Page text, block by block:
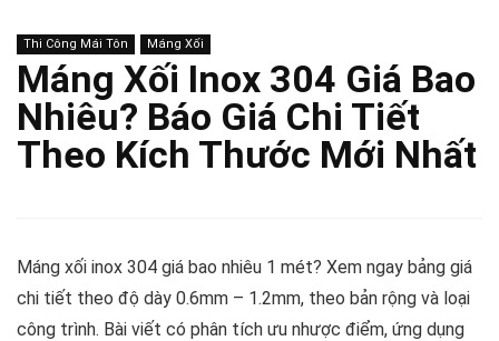
Thi Công Mái Tôn Máng Xối
Máng Xối Inox 304 Giá Bao
Nhiêu? Báo Giá Chi Tiết
Theo Kích Thước Mới Nhất
Máng xối inox 304 giá bao nhiêu 1 mét? Xem ngay bảng giá
chi tiết theo độ dày 0.6mm – 1.2mm, theo bản rộng và loại
công trình. Bài viết có phân tích ưu nhược điểm, ứng dụng